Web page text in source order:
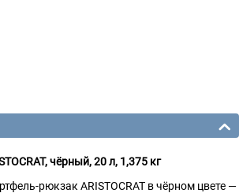
чёрный, 20 л, 1,375 кг
рюкзак ARISTOCRAT в чёрном цвете —